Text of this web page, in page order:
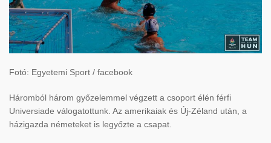
Fotó: Egyetemi Sport / facebook
Háromból három győzelemmel végzett a csoport élén férfi
Universiade válogatottunk. Az amerikaiak és Új-Zéland után, a
házigazda németeket is legyőzte a csapat.